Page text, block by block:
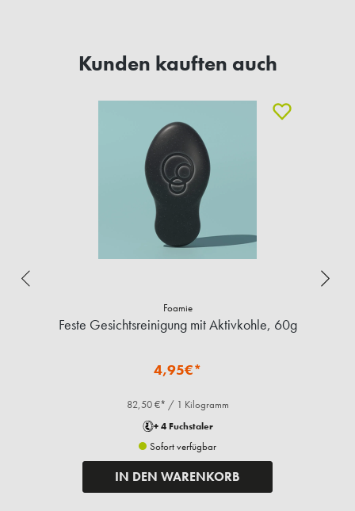
Kunden kauften auch
Foamie
Feste Gesichtsreinigung mit Aktivkohle, 60g
4,95€*
82,50 €* / 1 Kilogramm
+ 4 Fuchstaler
Sofort verfügbar
IN DEN WARENKORB